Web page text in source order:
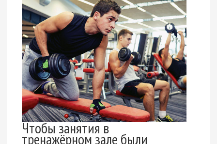
Чтобы занятия в
тренажёрном зале были